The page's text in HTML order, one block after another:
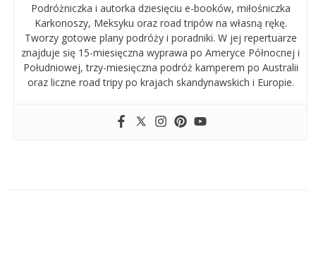
Podróżniczka i autorka dziesięciu e-booków, miłośniczka
Karkonoszy, Meksyku oraz road tripów na własną rękę.
Tworzy gotowe plany podróży i poradniki. W jej repertuarze
znajduje się 15-miesięczna wyprawa po Ameryce Północnej i
Południowej, trzy-miesięczna podróż kamperem po Australii
oraz liczne road tripy po krajach skandynawskich i Europie.